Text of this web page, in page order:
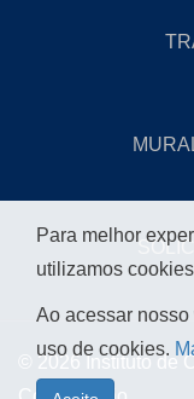
© 2026 Instituto de
Para melhor
utilizamos
Ao acessar
uso de cookies.